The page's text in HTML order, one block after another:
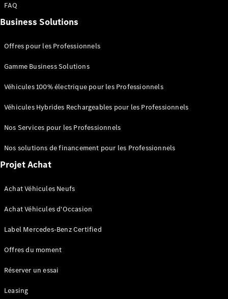
Classe A
Compacte
véhicule
stock
votre
Coupés
Coupés
CLE Coupé
AMG GT
Mercedes-
FAQ
Business Solutions
Offres pour les Professionnels
Gamme Business Solutions
Véhicules 100% électrique pour les Professionnels
Véhicules Hybrides Rechargeables pour les Professionnels
Nos Services pour les Professionnels
Nos solutions de financement pour les Professionnels
Projet Achat
Achat Véhicules Neufs
Achat Véhicules d'Occasion
Label Mercedes-Benz Certified
Offres du moment
Réserver un essai
Leasing